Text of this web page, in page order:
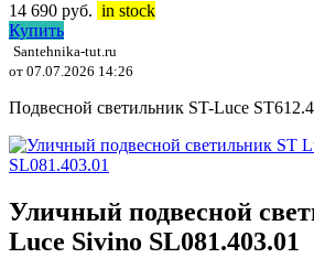
14 690 руб. in stock
Купить
Santehnika-tut.ru
от 07.07.2026 14:26
Подвесной светильник ST-Luce
Уличный подвесной
Luce Sivino SL081.403.01